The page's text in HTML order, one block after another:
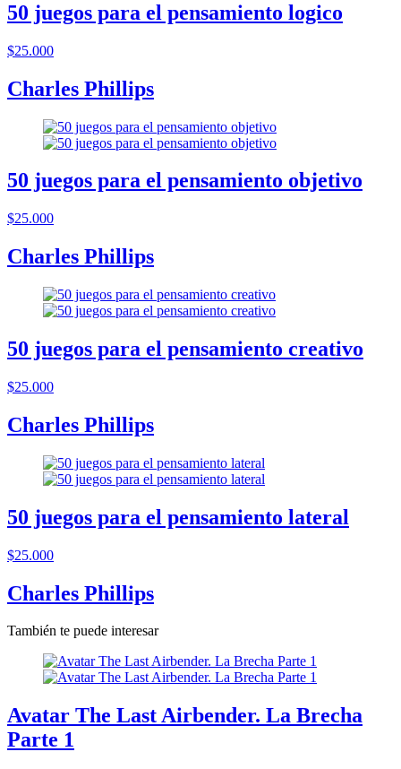
50 juegos para el pensamiento logico
$25.000
Charles Phillips
50 juegos para el pensamiento objetivo
$25.000
Charles Phillips
50 juegos para el pensamiento creativo
$25.000
Charles Phillips
50 juegos para el pensamiento lateral
$25.000
Charles Phillips
También te puede interesar
Avatar The Last Airbender. La Brecha
Parte 1